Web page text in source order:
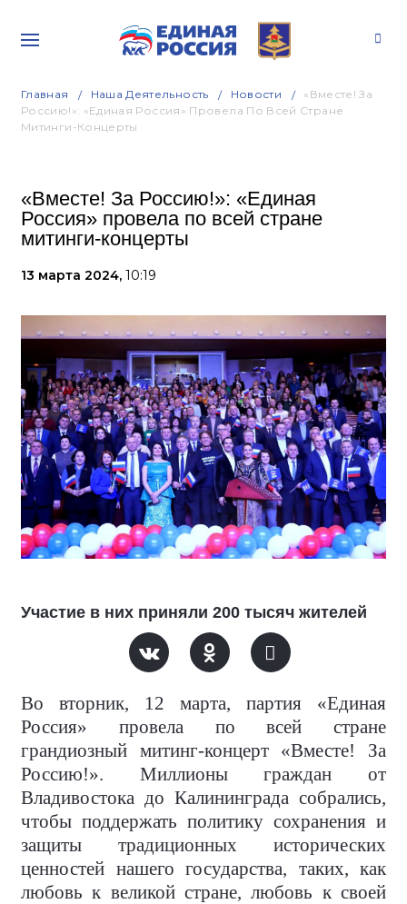
Главная Наша Деятельность Новости
«Вместе! За
Россию!»: «Единая Россия» Провела По Всей Стране
Митинги-Концерты
«Вместе! За Россию!»: «Единая
Россия» провела по всей стране
митинги-концерты
13 марта 2024, 10:19
Участие в них приняли 200 тысяч жителей
Во вторник, 12 марта, партия «Единая
Россия» провела по всей стране
грандиозный митинг-концерт «Вместе! За
Россию!». Миллионы граждан от
Владивостока до Калининграда собрались,
чтобы поддержать политику сохранения и
защиты традиционных исторических
ценностей нашего государства, таких, как
любовь к великой стране, любовь к своей